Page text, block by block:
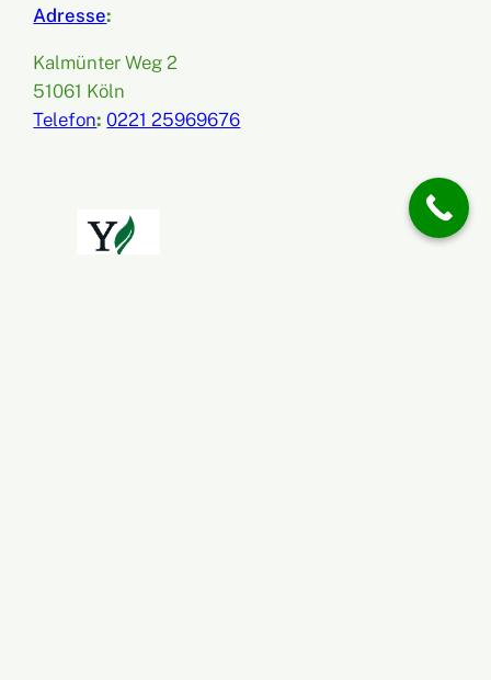
Adresse:
Kalmünter Weg 2
51061 Köln
Telefon:0221 25969676